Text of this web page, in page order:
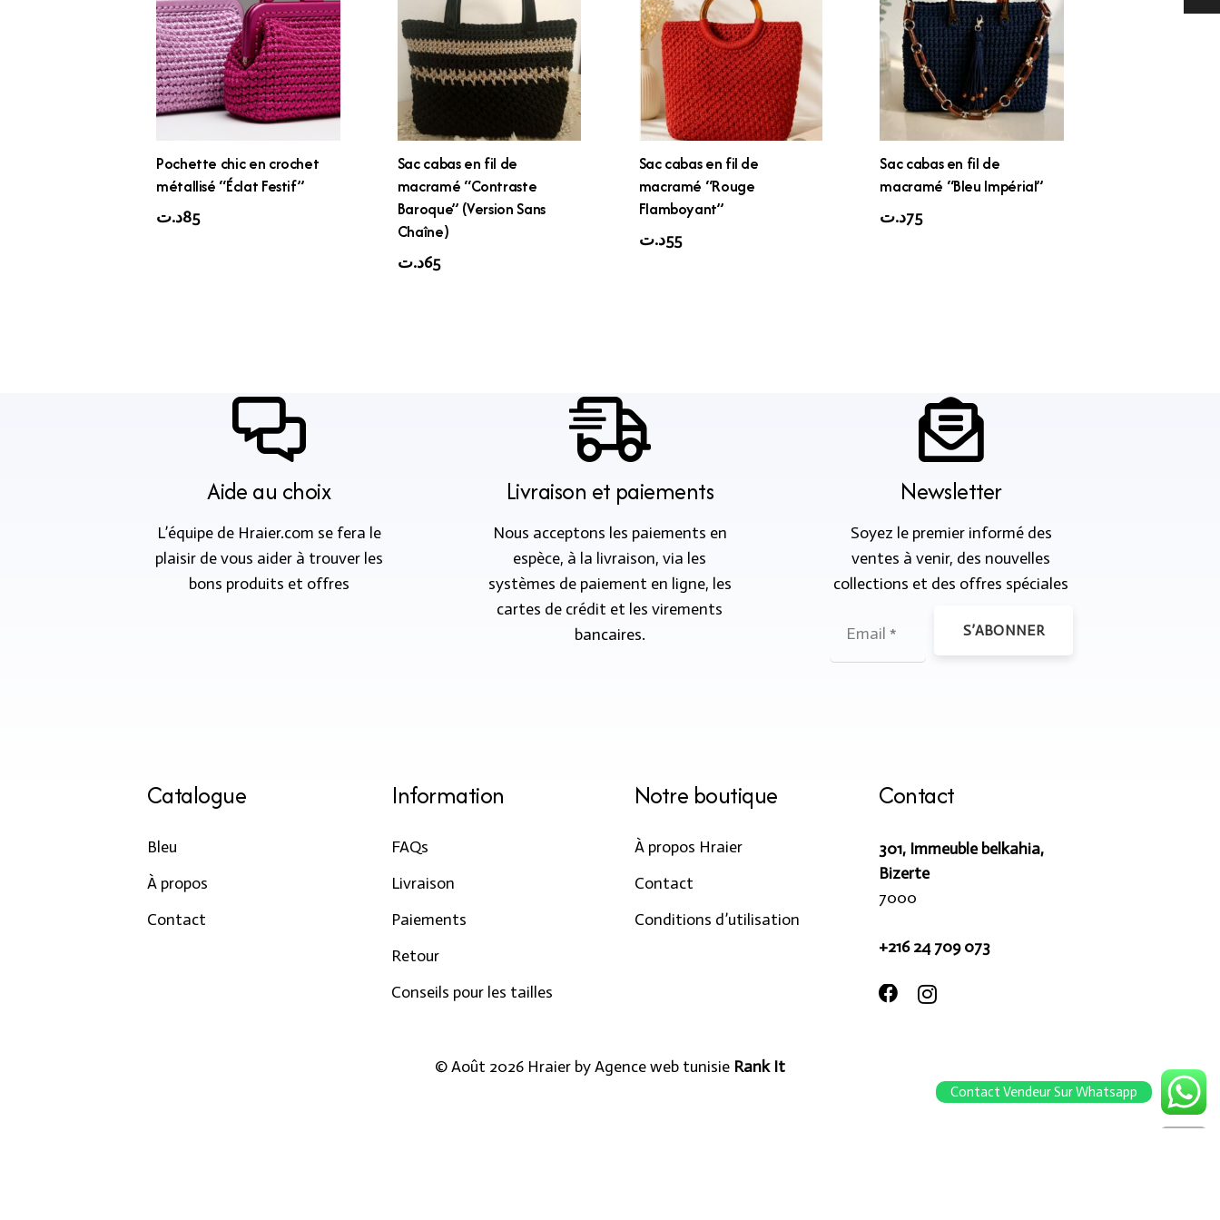
Pochette chic en crochet
métallisé “Éclat Festif”
85د.ت
Sac cabas en fil de
macramé “Contraste
Baroque” (Version Sans
Chaîne)
65د.ت
Sac cabas en fil de
macramé “Rouge
Flamboyant”
55د.ت
Sac cabas en fil de
macramé “Bleu Impérial”
75د.ت
Aide au choix
L’équipe de Hraier.com se fera le
plaisir de vous aider à trouver les
bons produits et offres
Livraison et paiements
Nous acceptons les paiements en
espèce, à la livraison, via les
systèmes de paiement en ligne, les
cartes de crédit et les virements
bancaires.
Newsletter
Soyez le premier informé des
ventes à venir, des nouvelles
collections et des offres spéciales
S’ABONNER
Catalogue
Bleu
À propos
Contact
Information
FAQs
Livraison
Paiements
Retour
Conseils pour les tailles
Notre boutique
À propos Hraier
Contact
Conditions d’utilisation
Contact
301, Immeuble belkahia,
Bizerte
7000
+216 24 709 073
© Août 2026 Hraier byAgence web tunisie Rank It
Contact Vendeur Sur Whatsapp